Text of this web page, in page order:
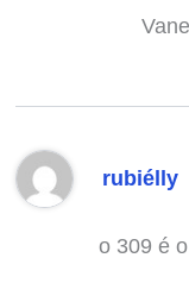
rubiélly
o 309 é